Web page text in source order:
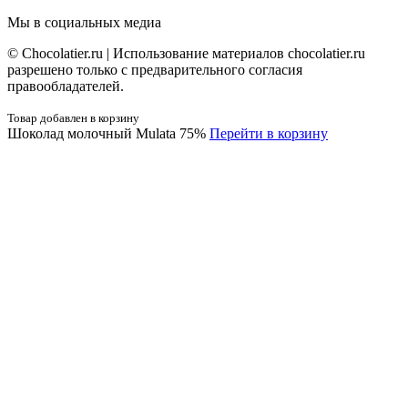
Мы в социальных медиа
© Сhocolatier.ru | Использование материалов chocolatier.ru
разрешено только с предварительного согласия
правообладателей.
Товар добавлен в корзину
Шоколад молочный Mulata 75% Перейти в корзину